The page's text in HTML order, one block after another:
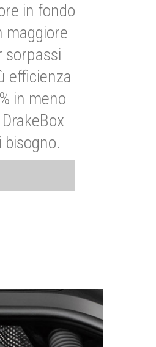
in fondo
maggiore
sorpassi
efficienza
in meno